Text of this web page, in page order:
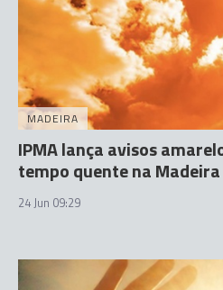
MADEIRA
IPMA lança avisos
tempo quente na Madeira
24 Jun 09:29